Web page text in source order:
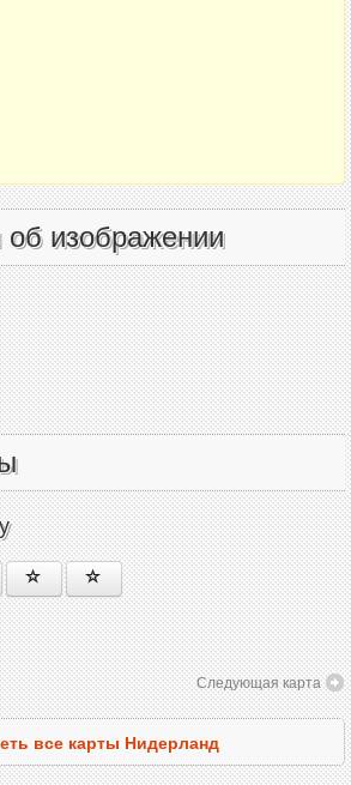
изображении
Следующая карта
все карты Нидерланд